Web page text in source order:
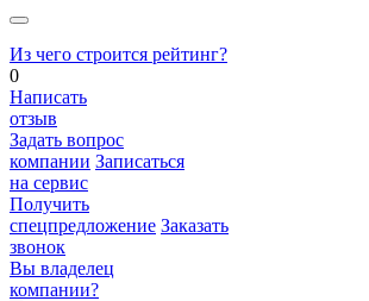
Из чего строится рейтинг?
0
Написать
отзыв
Задать вопрос
компании Записаться
на сервис
Получить
спецпредложение Заказать
звонок
Вы владелец
компании?